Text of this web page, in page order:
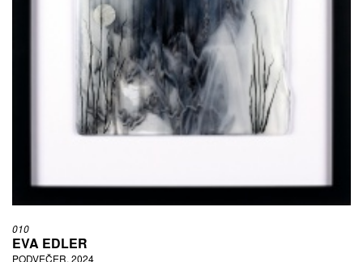
010
EVA EDLER
PODVEČER, 2024